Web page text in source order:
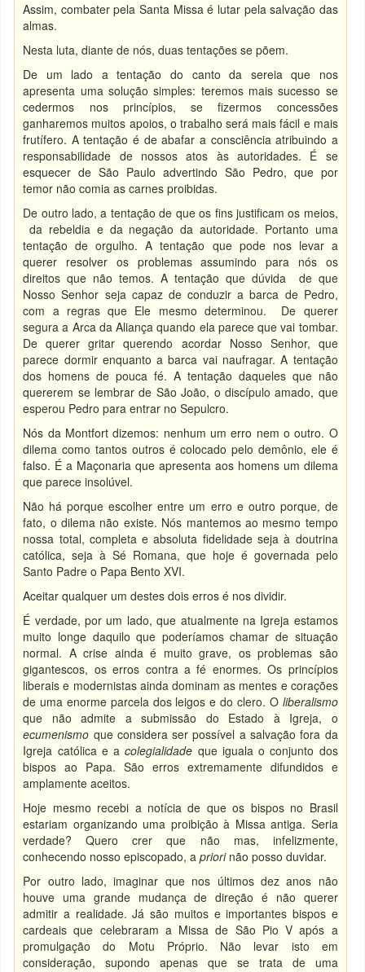
Assim, combater pela Santa Missa é lutar pela salvação das
almas.
Nesta luta, diante de nós, duas tentações se põem.
De um lado a tentação do canto da sereia que nos
apresenta uma solução simples: teremos mais sucesso se
cedermos nos princípios, se fizermos concessões
ganharemos muitos apoios, o trabalho será mais fácil e mais
frutífero. A tentação é de abafar a consciência atribuindo a
responsabilidade de nossos atos às autoridades. É se
esquecer de São Paulo advertindo São Pedro, que por
temor não comia as carnes proibidas.
De outro lado, a tentação de que os fins justificam os meios,
da rebeldia e da negação da autoridade. Portanto uma
tentação de orgulho. A tentação que pode nos levar a
querer resolver os problemas assumindo para nós os
direitos que não temos. A tentação que dúvida de que
Nosso Senhor seja capaz de conduzir a barca de Pedro,
com a regras que Ele mesmo determinou. De querer
segura a Arca da Aliança quando ela parece que vai tombar.
De querer gritar querendo acordar Nosso Senhor, que
parece dormir enquanto a barca vai naufragar. A tentação
dos homens de pouca fé. A tentação daqueles que não
quererem se lembrar de São João, o discípulo amado, que
esperou Pedro para entrar no Sepulcro.
Nós da Montfort dizemos: nenhum um erro nem o outro. O
dilema como tantos outros é colocado pelo demônio, ele é
falso. É a Maçonaria que apresenta aos homens um dilema
que parece insolúvel.
Não há porque escolher entre um erro e outro porque, de
fato, o dilema não existe. Nós mantemos ao mesmo tempo
nossa total, completa e absoluta fidelidade seja à doutrina
católica, seja à Sé Romana, que hoje é governada pelo
Santo Padre o Papa Bento XVI.
Aceitar qualquer um destes dois erros é nos dividir.
É verdade, por um lado, que atualmente na Igreja estamos
muito longe daquilo que poderíamos chamar de situação
normal. A crise ainda é muito grave, os problemas são
gigantescos, os erros contra a fé enormes. Os princípios
liberais e modernistas ainda dominam as mentes e corações
de uma enorme parcela dos leigos e do clero. O liberalismo
que não admite a submissão do Estado à Igreja, o
ecumenismo que considera ser possível a salvação fora da
Igreja católica e acolegialidade que iguala o conjunto dos
bispos ao Papa. São erros extremamente difundidos e
amplamente aceitos.
Hoje mesmo recebi a notícia de que os bispos no Brasil
estariam organizando uma proibição à Missa antiga. Seria
verdade? Quero crer que não mas, infelizmente,
conhecendo nosso episcopado, apriorinão posso duvidar.
Por outro lado, imaginar que nos últimos dez anos não
houve uma grande mudança de direção é não querer
admitir a realidade. Já são muitos e importantes bispos e
cardeais que celebraram a Missa de São Pio V após a
promulgação do Motu Próprio. Não levar isto em
consideração, supondo apenas que se trata de uma